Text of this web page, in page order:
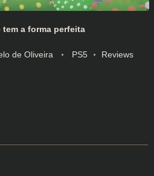
tem a forma perfeita
de Oliveira PS5 Reviews